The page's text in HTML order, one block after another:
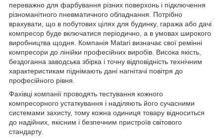
переважно для фарбування різних поверхонь і підключення
різноманітного пневматичного обладнання. Потрібно
врахувати, що в побутових цілях для будинку, гаража або дачі
компресор буде включатися періодично, а в умовах широкого
виробництва щодня. Компанія Matari визначає свої ремінні
компресори до лінійки професійних виробів. Висока якість,
бездоганна заводська збірка і точну відповідність технічним
характеристикам піднімають дані нагнітачі повітря до
професійного рівня.
Фахівці компанії проводять тестування кожного
компресорного устаткування і наділяють його сучасними
системами захисту, тому кожна одиниця товару відноситься
до надійних, якісним і безпечним пристроїв світового
стандарту.